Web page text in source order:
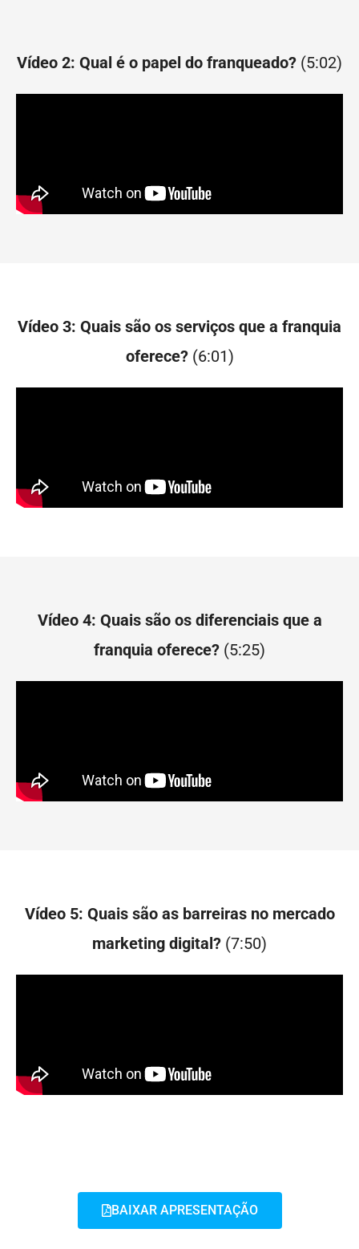
Vídeo 2: Qual é o papel do franqueado? (5:02)
Vídeo 3: Quais são os serviços que a franquia
oferece? (6:01)
Vídeo 4: Quais são os diferenciais que a
franquia oferece? (5:25)
Vídeo 5: Quais são as barreiras no mercado
marketing digital? (7:50)
BAIXAR APRESENTAÇÃO